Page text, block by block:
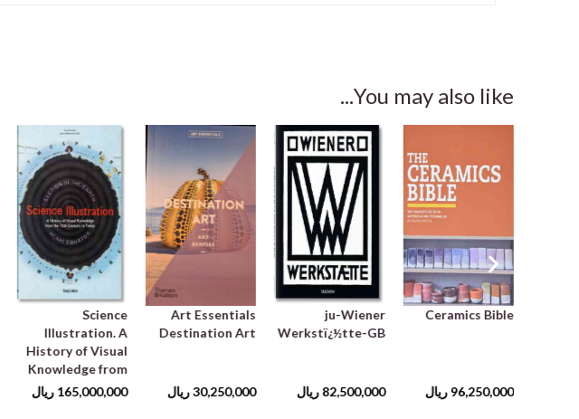
You may also like...
Ceramics Bible
96,250,000ریال
ju-Wiener
Werkstï¿½tte-GB
82,500,000ریال
Art Essentials
Destination Art
30,250,000ریال
Science
Illustration. A
History of Visual
Knowledge from
the 15th Century
165,000,000 ریال